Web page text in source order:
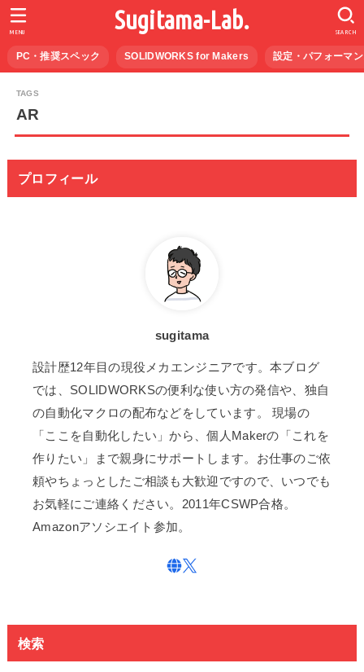
Sugitama-Lab.
PC・推奨スペック SOLIDWORKS for Makers 設定・パフォーマ
SEARCH
MENU
AR
プロフィール
sugitama
設計歴12年目の現役メカエンジニアです。本ブログ
では、SOLIDWORKSの便利な使い方の発信や、独自
の自動化マクロの配布などをしています。 現場の
「ここを自動化したい」から、個人Makerの「これを
作りたい」まで親身にサポートします。お仕事のご依
頼やちょっとしたご相談も大歓迎ですので、いつでも
お気軽にご連絡ください。2011年CSWP合格。
Amazonアソシエイト参加。
検索